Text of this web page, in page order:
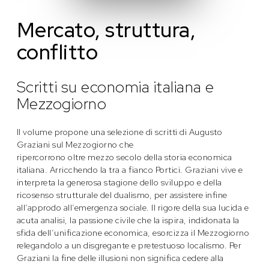
Mercato, struttura,
conflitto
Scritti su economia italiana e
Mezzogiorno
Il volume propone una selezione di scritti di Augusto
Graziani sul Mezzogiorno che
ripercorrono oltre mezzo secolo della storia economica
italiana. Arricchendo la tra a fianco Portici. Graziani vive e
interpreta la generosa stagione dello sviluppo e della
ricosenso strutturale del dualismo, per assistere infine
all’approdo all’emergenza sociale. Il rigore della sua lucida e
acuta analisi, la passione civile che la ispira, indidonata la
sfida dell’unificazione economica, esorcizza il Mezzogiorno
relegandolo a un disgregante e pretestuoso localismo. Per
Graziani la fine delle illusioni non significa cedere alla